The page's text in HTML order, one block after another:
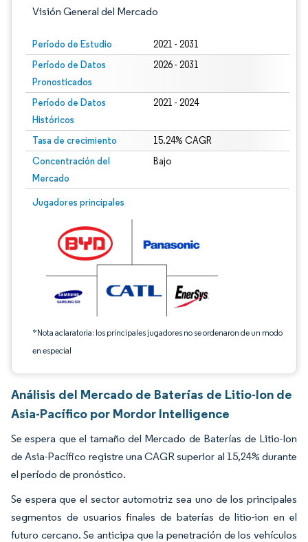
Visión General del Mercado
Período de Estudio 2021 - 2031
Período de Datos
Pronosticados
2026 - 2031
Período de Datos
Históricos
2021 - 2024
Tasa de crecimiento 15.24% CAGR
Concentración del
Mercado
Bajo
Jugadores principales
*Nota aclaratoria: los principales jugadores no se ordenaron de un modo
en especial
Imagen © Mordor Intelligence. El uso requiere atribución según CC BY 4.0.
Análisis del Mercado de Baterías de Litio-Ion de
Asia-Pacífico por Mordor Intelligence
Se espera que el tamaño del Mercado de Baterías de Litio-Ion
de Asia-Pacífico registre una CAGR superior al 15,24% durante
el período de pronóstico.
Se espera que el sector automotriz sea uno de los principales
segmentos de usuarios finales de baterías de litio-ion en el
futuro cercano. Se anticipa que la penetración de los vehículos